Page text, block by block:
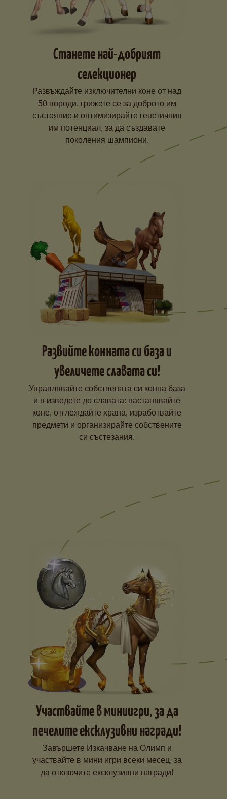
Станете най-добрият
селекционер
Развъждайте изключителни коне от над
50 породи, грижете се за доброто им
състояние и оптимизирайте генетичния
им потенциал, за да създавате
поколения шампиони.
Развийте конната си база и
увеличете славата си!
Управлявайте собствената си конна база
и я изведете до славата: настанявайте
коне, отглеждайте храна, изработвайте
предмети и организирайте собствените
си състезания.
Участвайте в миниигри, за да
печелите ексклузивни награди!
Завършете Изкачване на Олимп и
участвайте в мини игри всеки месец, за
да отключите ексклузивни награди!